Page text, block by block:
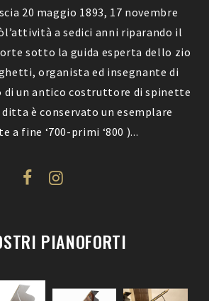
20 maggio 1893, 17 novembre
a sedici anni riparando il
sotto la guida esperta dello zio
organista ed insegnante di
un antico costruttore di spinette
è conservato un esemplare
a fine ‘700-primi ‘800 )...
PIANOFORTI